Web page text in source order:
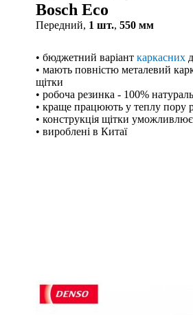
Bosch Eco
Передний, 1 шт., 550 мм
• бюджетний варіант каркасних
• мають повністю металевий
щітки
• робоча резинка - 100%
• краще працюють у теплу пору
• конструкція щітки
• вироблені в Китаї